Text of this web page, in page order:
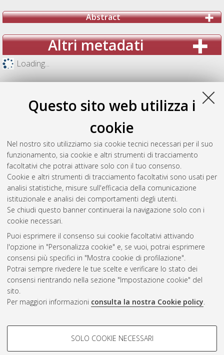
Questo sito web utilizza i
cookie
Nel nostro sito utilizziamo sia cookie tecnici necessari per il suo
funzionamento, sia cookie e altri strumenti di tracciamento
facoltativi che potrai attivare solo con il tuo consenso.
Cookie e altri strumenti di tracciamento facoltativi sono usati per
analisi statistiche, misure sull'efficacia della comunicazione
istituzionale e analisi dei comportamenti degli utenti.
Se chiudi questo banner continuerai la navigazione solo con i
cookie necessari.
Puoi esprimere il consenso sui cookie facoltativi attivando
l'opzione in "Personalizza cookie" e, se vuoi, potrai esprimere
consensi più specifici in "Mostra cookie di profilazione".
Potrai sempre rivedere le tue scelte e verificare lo stato dei
consensi rientrando nella sezione "Impostazione cookie" del
sito.
Per maggiori informazioni consulta la nostra Cookie policy.
COOKIE DI PROFILAZIONE -
SOLO COOKIE NECESSARI
Abstract
Altri metadati
Loading...
Gestione del documento:
Atom
Rss 1.0
Rss 2.0
AMS Laurea
Impostazioni Cookie
Informativa sulla privacy
Condizioni d’uso del sito